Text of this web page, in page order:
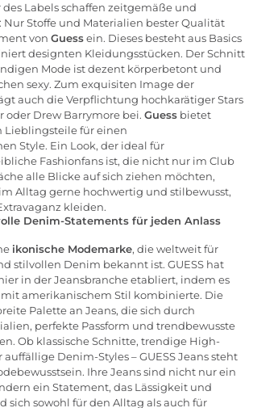
Labels schaffen zeitgemäße und
: Nur Stoffe und Materialien bester Qualität
von Guessein. Dieses besteht aus Basics
designten Kleidungsstücken. Der Schnitt
Mode ist dezent körperbetont und
sexy. Zum exquisiten Image der
auch die Verpflichtung hochkarätiger Stars
oder Drew Barrymore bei. Guess bietet
Lieblingsteile für einen
Style. Ein Look, der ideal für
Fashionfans ist, die nicht nur im Club
alle Blicke auf sich ziehen möchten,
Alltag gerne hochwertig und stilbewusst,
kleiden.
Denim-Statements für jeden Anlass
ikonische Modemarke, die weltweit für
stilvollen Denim bekannt ist. GUESS hat
in der Jeansbranche etabliert, indem es
amerikanischem Stil kombinierte. Die
Palette an Jeans, die sich durch
perfekte Passform und trendbewusste
Ob klassische Schnitte, trendige High-
Denim-Styles – GUESS Jeans steht
Ihre Jeans sind nicht nur ein
ein Statement, das Lässigkeit und
sich sowohl für den Alltag als auch für